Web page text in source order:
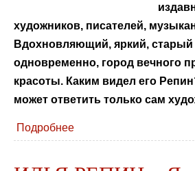
художников, писателей,
Вдохновляющий, яркий,
одновременно, город вечного
красоты. Каким видел его
может ответить только сам
Подробнее